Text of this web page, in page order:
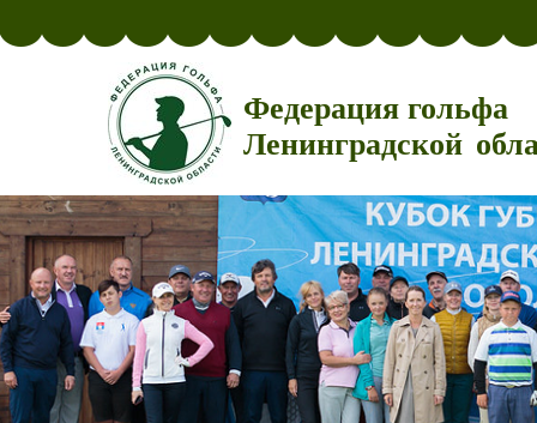
Федерация гольфа
Ленинградской